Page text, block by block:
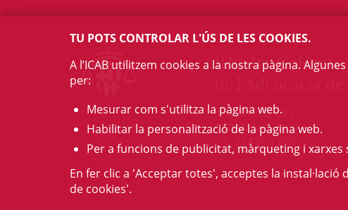
Il·lustre Col·legi
c/ Mallorca, 283
08037 Barcelona
Tel. 934 961 880
TU POTS CONTROLAR L'ÚS DE LES COOKIES.
A l’ICAB utilitzem cookies a la nostra pàgina.
per:
Mesurar com s'utilitza la pàgina web.
Habilitar la personalització de la pàgina web.
Per a funcions de publicitat, màrqueting i xarxes
En fer clic a 'Acceptar totes', acceptes la
de cookies'.